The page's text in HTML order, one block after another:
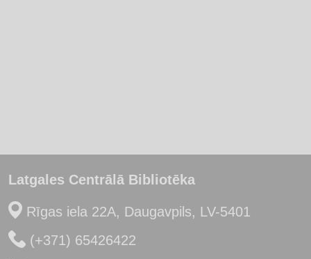
Latgales Centrālā Bibliotēka
Rīgas iela 22A, Daugavpils, LV-5401
(+371) 65426422